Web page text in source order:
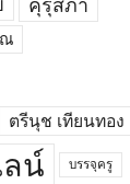
คุรุสภา
ตรีนุช เทียนทอง
น์ บรรจุครู